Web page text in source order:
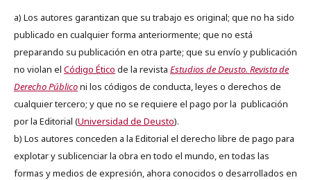
a) Los autores garantizan que su trabajo es original; que no ha sido
publicado en cualquier forma anteriormente; que no está
preparando su publicación en otra parte; que su envío y publicación
no violan el Código Ético de la revista Estudios de Deusto. Revista de
Derecho Públiconi los códigos de conducta, leyes o derechos de
cualquier tercero; y que no se requiere el pago por la publicación
por la Editorial (Universidad de Deusto).
b) Los autores conceden a la Editorial el derecho libre de pago para
explotar y sublicenciar la obra en todo el mundo, en todas las
formas y medios de expresión, ahora conocidos o desarrollados en